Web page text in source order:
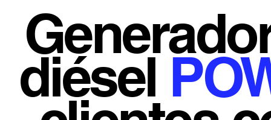
diésel